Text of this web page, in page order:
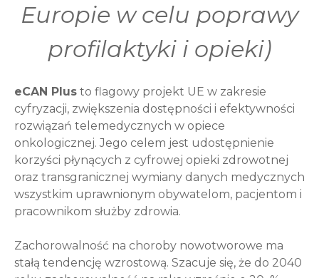
Europie w celu poprawy
profilaktyki i opieki)
eCAN Plus to flagowy projekt UE w zakresie
cyfryzacji, zwiększenia dostępności i efektywności
rozwiązań telemedycznych w opiece
onkologicznej. Jego celem jest udostępnienie
korzyści płynących z cyfrowej opieki zdrowotnej
oraz transgranicznej wymiany danych medycznych
wszystkim uprawnionym obywatelom, pacjentom i
pracownikom służby zdrowia.
Zachorowalność na choroby nowotworowe ma
stałą tendencję wzrostową. Szacuje się, że do 2040